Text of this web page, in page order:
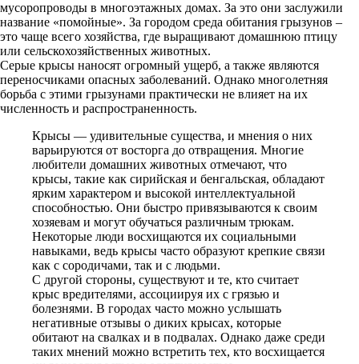
мусоропроводы в многоэтажных домах. За это они заслужили
название «помойные». За городом среда обитания грызунов –
это чаще всего хозяйства, где выращивают домашнюю птицу
или сельскохозяйственных животных.
Серые крысы наносят огромный ущерб, а также являются
переносчиками опасных заболеваний. Однако многолетняя
борьба с этими грызунами практически не влияет на их
численность и распространенность.
Крысы — удивительные существа, и мнения о них
варьируются от восторга до отвращения. Многие
любители домашних животных отмечают, что
крысы, такие как сирийская и бенгальская, обладают
ярким характером и высокой интеллектуальной
способностью. Они быстро привязываются к своим
хозяевам и могут обучаться различным трюкам.
Некоторые люди восхищаются их социальными
навыками, ведь крысы часто образуют крепкие связи
как с сородичами, так и с людьми.
С другой стороны, существуют и те, кто считает
крыс вредителями, ассоциируя их с грязью и
болезнями. В городах часто можно услышать
негативные отзывы о диких крысах, которые
обитают на свалках и в подвалах. Однако даже среди
таких мнений можно встретить тех, кто восхищается